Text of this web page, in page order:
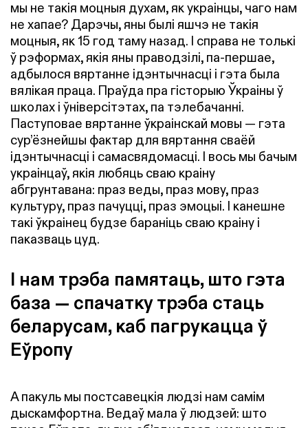
мы не такія моцныя духам, як украінцы, чаго нам
не хапае? Дарэчы, яны былі яшчэ не такія
моцныя, як 15 год таму назад. І справа не толькі
ў рэформах, якія яны праводзілі, па-першае,
адбылося вяртанне ідэнтычнасці і гэта была
вялікая праца. Праўда пра гісторыю Ўкраіны ў
школах і ўніверсітэтах, па тэлебачанні.
Паступовае вяртанне ўкраінскай мовы — гэта
сур’ёзнейшы фактар для вяртання сваёй
ідэнтычнасці і самасвядомасці. І вось мы бачым
украінцаў, якія любяць сваю краіну
абгрунтавана: праз веды, праз мову, праз
культуру, праз пачуцці, праз эмоцыі. І канешне
такі ўкраінец будзе бараніць сваю краіну і
паказваць цуд.
І нам трэба памятаць, што гэта
база — спачатку трэба стаць
беларусам, каб пагрукацца ў
Еўропу
А пакуль мы постсавецкія людзі нам самім
дыскамфортна. Ведаў мала ў людзей: што